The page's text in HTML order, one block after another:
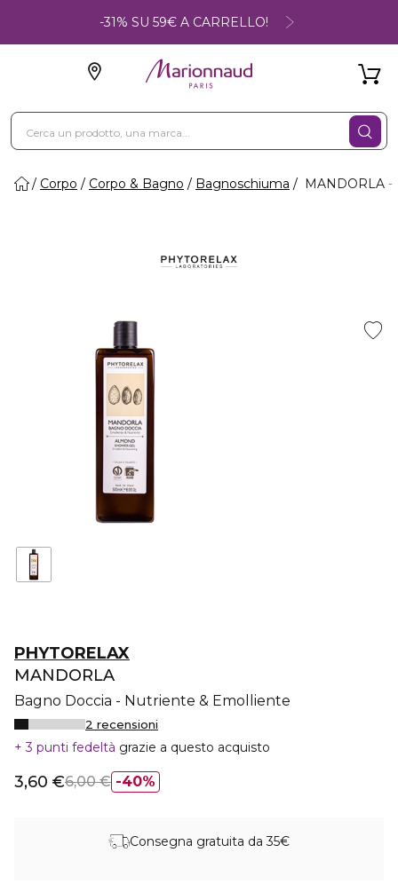
-31% SU 59€ A CARRELLO!
Corpo Corpo & Bagno Bagnoschiuma MANDORLA
PHYTORELAX
MANDORLA
Bagno Doccia - Nutriente & Emolliente
2 recensioni
3 punti fedeltà grazie a questo acquisto
40%
3,60 €6,00 €
Consegna gratuita da 35€